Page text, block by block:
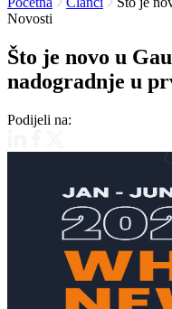
Novosti
Što je novo u
nadogradnje u
Podijeli na: